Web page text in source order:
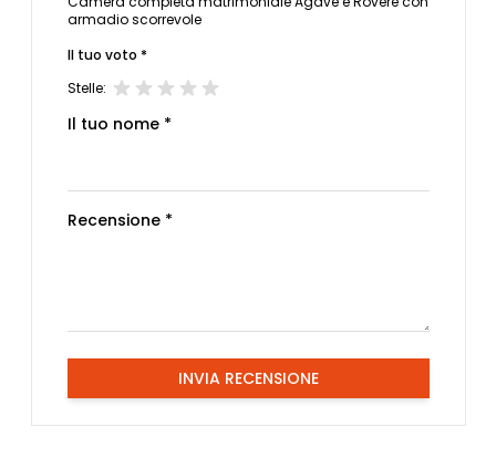
armadio scorrevole
Il tuo voto *
Stelle:
Il tuo nome *
Recensione *
INVIA RECENSIONE